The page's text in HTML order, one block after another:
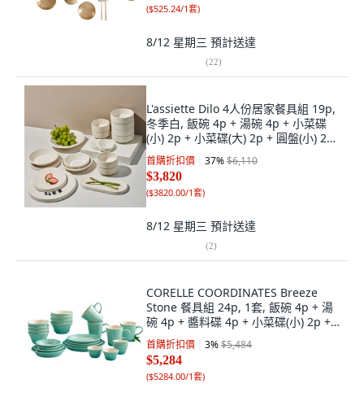
($525.24/1套)
8/12 星期三 預計送達
(22)
L'assiette Dilo 4人份居家餐具組 19p,
冬季白, 飯碗 4p + 湯碗 4p + 小菜碟
(小) 2p + 小菜碟(大) 2p + 圓盤(小) 2p
+ 圓盤(大) + 長方盤 + 多用途碗 + 醬料
碗 2p, 1套
首購折扣價 37%$6,110
$3,820
($3820.00/1套)
8/12 星期三 預計送達
(2)
CORELLE COORDINATES Breeze
Stone 餐具組 24p, 1套, 飯碗 4p + 湯
碗 4p + 醬料碟 4p + 小菜碟(小) 2p +
小菜碟(中) + 小菜碟(大) + 盤子(小) 2p
+ 盤子(中) + 盤子(大) + 馬克杯 4p, 綠
色
首購折扣價 3%$5,484
$5,284
($5284.00/1套)